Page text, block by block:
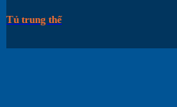
Tủ trung thế